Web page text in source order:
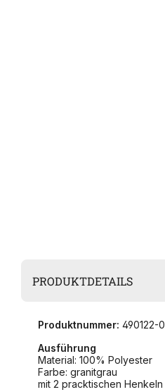
PRODUKTDETAILS
Produktnummer: 490122-0
Ausführung
Material: 100% Polyester
Farbe: granitgrau
mit 2 pracktischen Henkeln